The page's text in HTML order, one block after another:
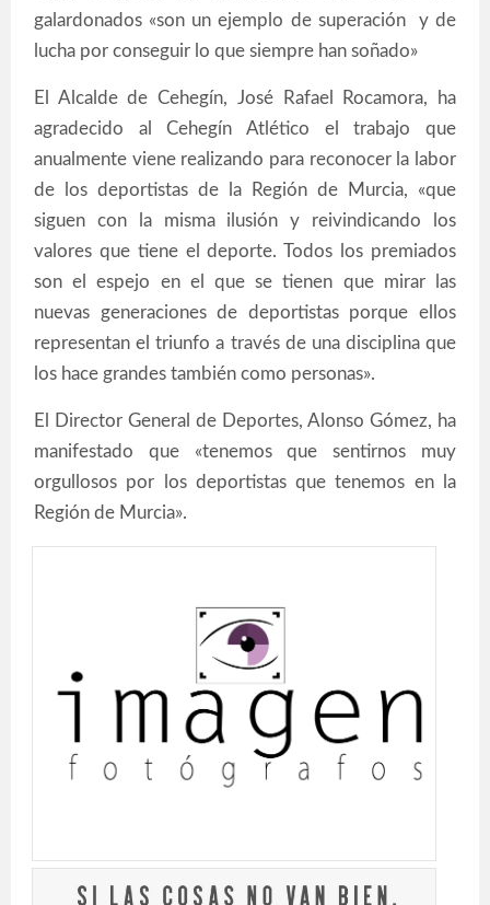
galardonados «son un ejemplo de superación y de
lucha por conseguir lo que siempre han soñado»
El Alcalde de Cehegín, José Rafael Rocamora, ha
agradecido al Cehegín Atlético el trabajo que
anualmente viene realizando para reconocer la labor
de los deportistas de la Región de Murcia, «que
siguen con la misma ilusión y reivindicando los
valores que tiene el deporte. Todos los premiados
son el espejo en el que se tienen que mirar las
nuevas generaciones de deportistas porque ellos
representan el triunfo a través de una disciplina que
los hace grandes también como personas».
El Director General de Deportes, Alonso Gómez, ha
manifestado que «tenemos que sentirnos muy
orgullosos por los deportistas que tenemos en la
Región de Murcia».